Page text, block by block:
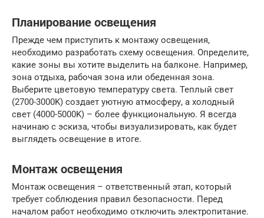
Планирование освещения
Прежде чем приступить к монтажу освещения,
необходимо разработать схему освещения. Определите,
какие зоны вы хотите выделить на балконе. Например,
зона отдыха, рабочая зона или обеденная зона.
Выберите цветовую температуру света. Теплый свет
(2700-3000K) создает уютную атмосферу, а холодный
свет (4000-5000K) – более функциональную. Я всегда
начинаю с эскиза, чтобы визуализировать, как будет
выглядеть освещение в итоге.
Монтаж освещения
Монтаж освещения – ответственный этап, который
требует соблюдения правил безопасности. Перед
началом работ необходимо отключить электропитание.